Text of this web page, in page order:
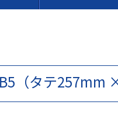
B5（タテ257mm